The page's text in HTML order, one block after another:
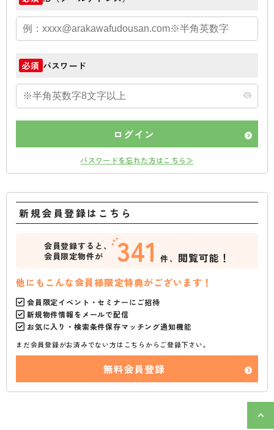
必須 パスワード
ログイン
パスワードを忘れた方はこちら≫
新規会員登録はこちら
会員登録すると、
会員限定物件が
341 件、 閲覧可能！
他にもこんな会員様限定特典がございます！
会員限定イベント・セミナーにご招待
新規物件情報をメールで配信
お気に入り・検索条件保存マッチング通知機能
まだ会員登録がお済みでない方はこちらからご登録下さい。
無料会員登録